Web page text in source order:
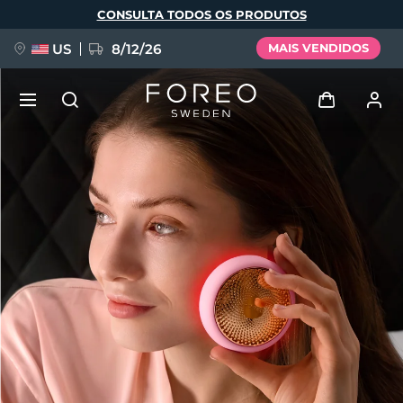
principal
CONSULTA TODOS OS PRODUTOS
US 8/12/26 MAIS VENDIDOS
Entrar
Perfil de usuário
Meus aparelhos
Meus pedidos
Meus endereços
As minhas subscrições
NOVIDADE
FAQ™ Pure Beauty-Tech Elixir
BREAKING NEWS
issa™ Teeth Whitening Set
Idioma
Deutsch
Español
Français
Italiano
Português
Polski
Svenska
Русский
Türkçe
简体中文 繁體中文